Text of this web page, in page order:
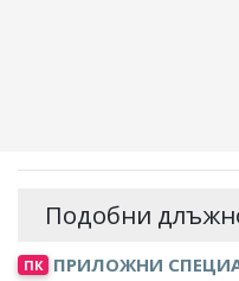
Подобни
ПК
ПРИЛОЖНИ